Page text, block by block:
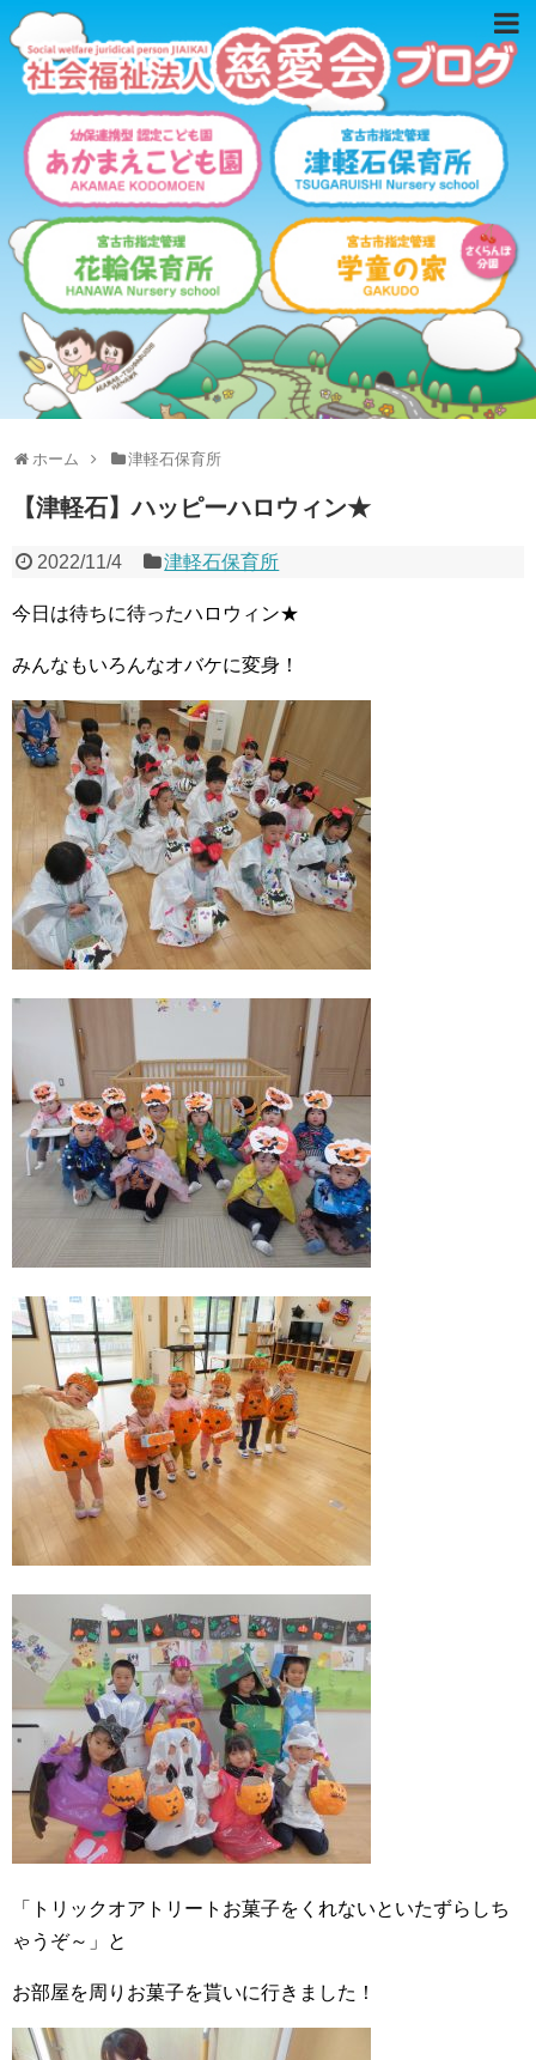
ホーム 津軽石保育所
【津軽石】ハッピーハロウィン★
2022/11/4 津軽石保育所
今日は待ちに待ったハロウィン★
みんなもいろんなオバケに変身！
「トリックオアトリートお菓子をくれないといたずらしち
ゃうぞ～」と
お部屋を周りお菓子を貰いに行きました！